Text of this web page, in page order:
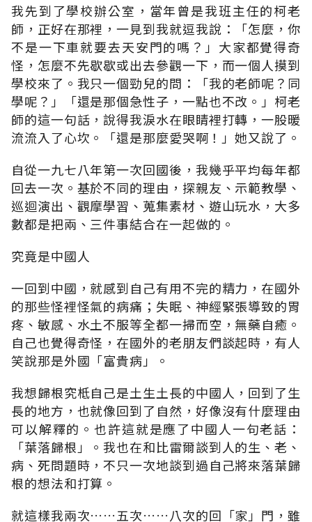
我先到了學校辦公室，當年曾是我班主任的柯老
師，正好在那裡，一見到我就逗我說：「怎麼，你
不是一下車就要去天安門的嗎？」大家都覺得奇
怪，怎麼不先歇歇或出去參觀一下，而一個人摸到
學校來了。我只一個勁兒的問：「我的老師呢？同
學呢？」「還是那個急性子，一點也不改。」柯老
師的這一句話，說得我淚水在眼睛裡打轉，一股暖
流流入了心坎。「還是那麼愛哭啊！」她又說了。
自從一九七八年第一次回國後，我幾乎平均每年都
回去一次。基於不同的理由，探親友、示範教學、
巡迴演出、觀摩學習、蒐集素材、遊山玩水，大多
數都是把兩、三件事結合在一起做的。
究竟是中國人
一回到中國，就感到自己有用不完的精力，在國外
的那些怪裡怪氣的病痛；失眠、神經緊張導致的胃
疼、敏感、水土不服等全都一掃而空，無藥自癒。
自己也覺得奇怪，在國外的老朋友們談起時，有人
笑說那是外國「富貴病」。
我想歸根究柢自己是土生土長的中國人，回到了生
長的地方，也就像回到了自然，好像沒有什麼理由
可以解釋的。也許這就是應了中國人一句老話：
「葉落歸根」。我也在和比雷爾談到人的生、老、
病、死問題時，不只一次地談到過自己將來落葉歸
根的想法和打算。
就這樣我兩次……五次……八次的回「家」門，雖